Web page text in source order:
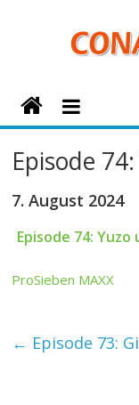
Conan
Episode
7. August 2024
Episode 74:
ProSieben MAXX
← Episode 73: